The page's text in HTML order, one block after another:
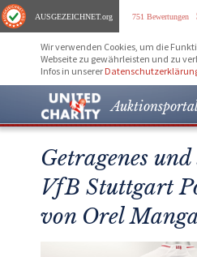
AUSGEZEICHNET.org 751 Bewertungen
Wir verwenden Cookies, um die
Webseite zu gewährleisten und zu
Infos in unserer
Getragenes
VfB Stuttgart
von Orel